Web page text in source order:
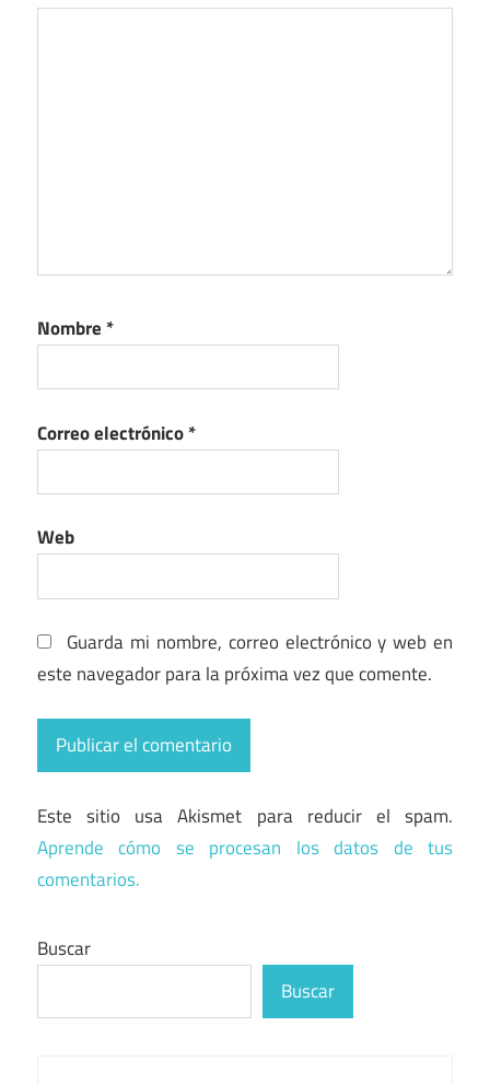
Nombre *
Correo electrónico*
Web
Guarda mi nombre, correo electrónico y web en
este navegador para la próxima vez que comente.
Este sitio usa Akismet para reducir el spam.
Aprende cómo se procesan los datos de tus
comentarios.
Buscar
Buscar